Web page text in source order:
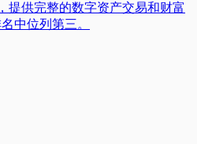
提供完整的数字资产交易和财富
中位列第三。